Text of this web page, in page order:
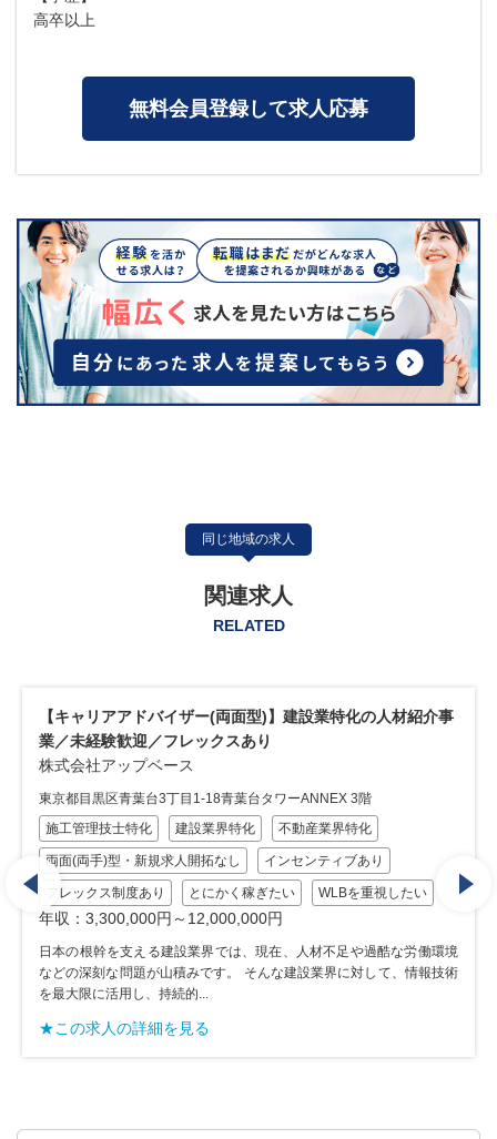
高卒以上
無料会員登録して求人応募
同じ地域の求人
関連求人
RELATED
建設業特化の人材紹介事
ワーANNEX 3階
不動産業界特化
ンセンティブあり
い WLBを重視したい
、人材不足や過酷な労働環境
建設業界に対して、情報技術
【キャリアアドバイザー(CA片面)／
業特化の人材紹介事業／フレックス
東京都目黒区青葉台3丁目1-18青葉台タワ
施工管理技士特化
両面(両手)型・新規求人開拓なし イン
フレックス制度あり とにかく稼ぎたい
年収：4,560,000円～12,000,000円
日本の根幹を支える建設業界では、現在
などの深刻な問題が山積みです。 そんな